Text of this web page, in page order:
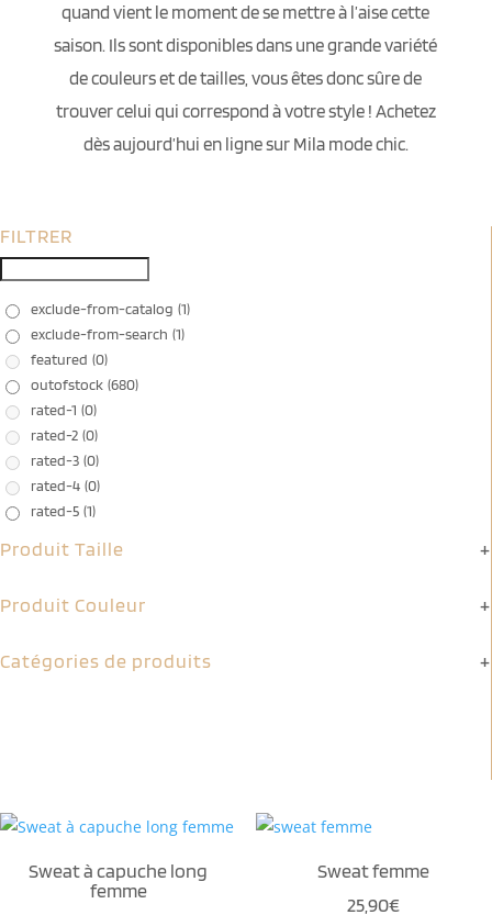
quand vient le moment de se mettre à l’aise cette
saison. Ils sont disponibles dans une grande variété
de couleurs et de tailles, vous êtes donc sûre de
trouver celui qui correspond à votre style ! Achetez
dès aujourd’hui en ligne sur Mila mode chic.
FILTRER
exclude-from-catalog (1)
exclude-from-search (1)
featured (0)
outofstock (680)
rated-1 (0)
rated-2 (0)
rated-3 (0)
rated-4 (0)
rated-5 (1)
Produit Taille +
Produit Couleur +
Catégories de produits +
Sweat à capuche long
femme
Sweat femme
25,90€